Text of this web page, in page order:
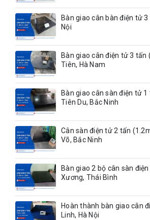
Bàn giao cân bàn điện tử
Nội
Bàn giao cân điện tử 3 tấn
Tiên, Hà Nam
Bàn giao cân sàn điện tử
Tiên Du, Bắc Ninh
Cân sàn điện tử 2 tấn (1.2mx1.2m) giao tại Quế
Võ, Bắc Ninh
Bàn giao 2 bộ cân sàn
Xương, Thái Bình
Hoàn thành bàn giao cân
Linh, Hà Nội